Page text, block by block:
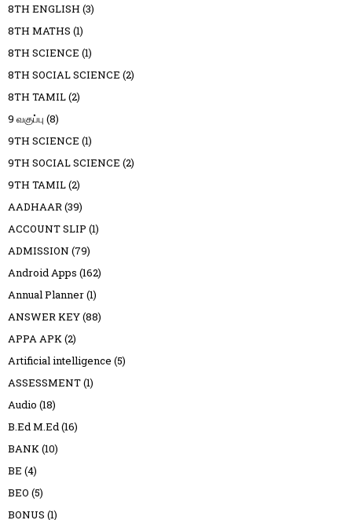
8TH ENGLISH (3)
8TH MATHS (1)
8TH SCIENCE (1)
8TH SOCIAL SCIENCE (2)
8TH TAMIL(2)
9 வகுப்பு (8)
9TH SCIENCE (1)
9TH SOCIAL SCIENCE (2)
9TH TAMIL(2)
AADHAAR(39)
ACCOUNT SLIP (1)
ADMISSION (79)
Android Apps (162)
Annual Planner(1)
ANSWER KEY(88)
APPA APK(2)
Artificial intelligence (5)
ASSESSMENT(1)
Audio (18)
B.Ed M.Ed(16)
BANK(10)
BE (4)
BEO (5)
BONUS (1)